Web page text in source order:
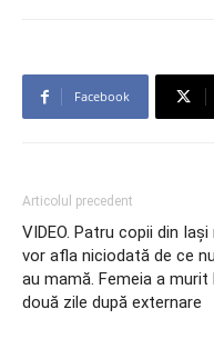
Facebook
Articolul precedent
VIDEO. Patru copii din Iași
vor afla niciodată de ce
au mamă. Femeia a murit
două zile după externare